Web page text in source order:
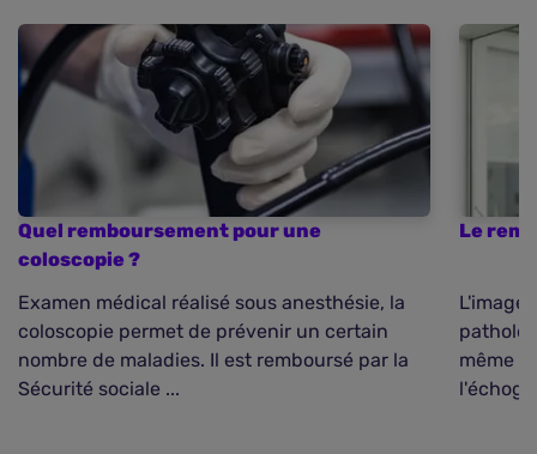
Quel remboursement pour une
coloscopie ?
Examen médical réalisé sous anesthésie, la
coloscopie permet de prévenir un certain
nombre de maladies. Il est remboursé par la
Sécurité sociale ...
Le
même